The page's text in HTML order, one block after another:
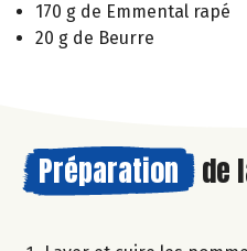
170 g de Emmental rapé
20 g de Beurre
Préparation de